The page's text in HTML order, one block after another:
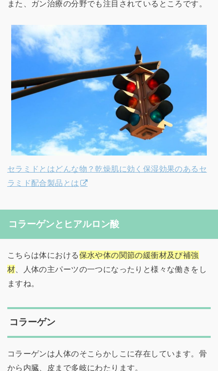
また、ガン治療の分野でも注目されているところです。
セラミドとはどんな物？乾燥肌に効く保湿効果のあるセ
ラミド配合製品とは
コラーゲンとヒアルロン酸
こちらは体における保水や体の関節の緩衝材及び補強
材 、人体の主パーツの一つになったりと様々な働きをし
ますね。
コラーゲン
コラーゲンは人体のそこらかしこに存在しています。骨
から内臓、皮まで多岐にわたります。